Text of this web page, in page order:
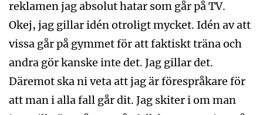
reklamen jag absolut hatar som går på TV.
Okej, jag gillar idén otroligt mycket. Idén av att
vissa går på gymmet för att faktiskt träna och
andra gör kanske inte det. Jag gillar det.
Däremot ska ni veta att jag är förespråkare för
att man i alla fall går dit. Jag skiter i om man